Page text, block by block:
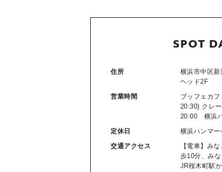
SPOT
住所
横浜市中区
ヘッド2F
営業時間
ブッフェカ
20:30) クレ
20:00 横浜
定休日
横浜ハンマ
交通アクセス
【電車】み
歩10分、み
JR桜木町駅